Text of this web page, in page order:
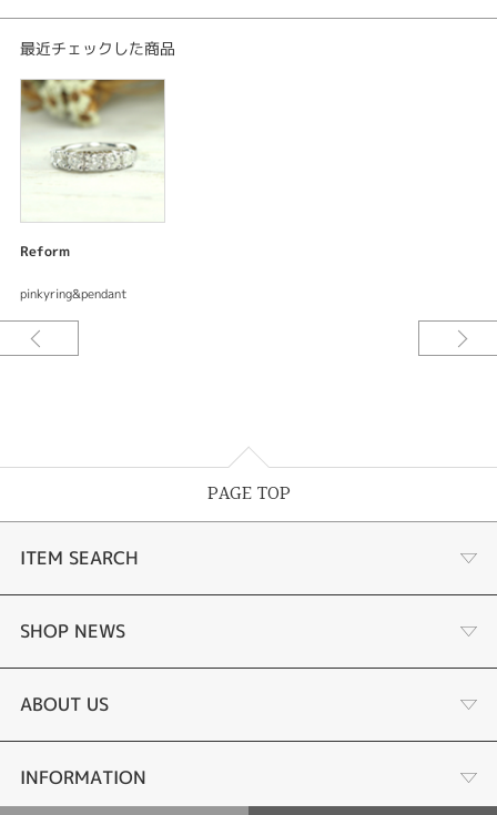
ピンキーリング＆ペンダント
ピンキーリング
素材：プラチナ900
サイズ：幅約3.7mm
加工：鏡面仕上げ
宝石：ダイアモンド6ps
ダーメイド出来るまったく新しいリフォームシステムです。
いろいろなジュエリーを組み合わせて新しいジュエリーが誕生したストーリ
ーです。使わなくなったダイアモンドジュエリーのデザインを生かしたまま
アレンジしたペンダントは元々の土台をそのまま生かして制作。ピンキーリ
最近チェックした商品
Reform
pinkyring&pendant
PAGE TOP
ITEM SEARCH
婚約指輪
手作り婚約指輪
結婚指輪
SHOP NEWS
デジタルジュエリー®とは
LINEdeオーダーメイドとは
ABOUT US
会社概要
INFORMATION